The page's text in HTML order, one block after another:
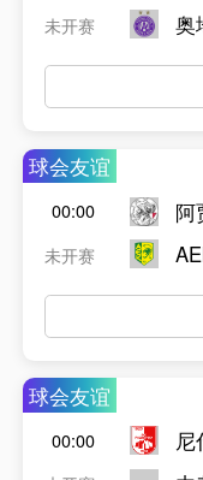
未开赛
奥
球会友谊
00:00
未开赛
阿
球会友谊
00:00
尼